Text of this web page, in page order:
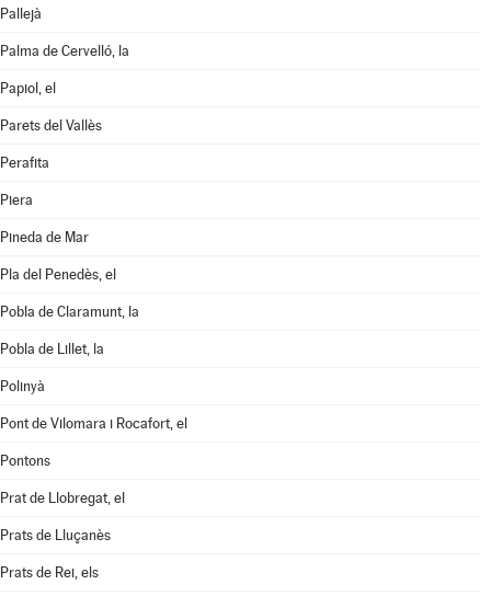
Pallejà
Palma de Cervelló, la
Papiol, el
Parets del Vallès
Perafita
Piera
Pineda de Mar
Pla del Penedès, el
Pobla de Claramunt, la
Pobla de Lillet, la
Polinyà
Pont de Vilomara i Rocafort, el
Pontons
Prat de Llobregat, el
Prats de Lluçanès
Prats de Rei, els